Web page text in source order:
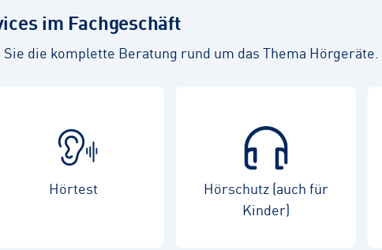
im Fachgeschäft
die komplette Beratung rund um das Thema Hörgeräte.
Hörtest
Hörschutz (auch für
Kinder)